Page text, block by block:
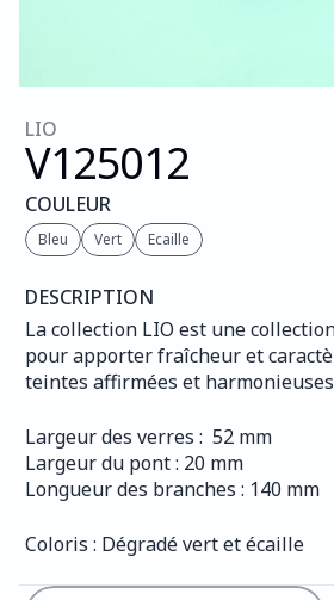
LIO
V125012
COULEUR
Bleu Vert Ecaille
DESCRIPTION
La collection LIO est une
pour apporter fraîcheur et
teintes affirmées et
Largeur des verres :  52 mm
Largeur du pont : 20 mm
Longueur des branches : 140 mm
Coloris : Dégradé vert et écaille